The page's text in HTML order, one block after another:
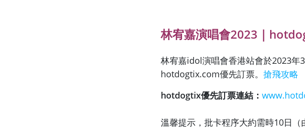
林宥嘉演唱會2023｜
林宥嘉idol演唱會香港站會於2023年
hotdogtix.com優先訂票。 搶飛攻略
hotdogtix優先訂票連結：
溫馨提示，批卡程序大約需時10日